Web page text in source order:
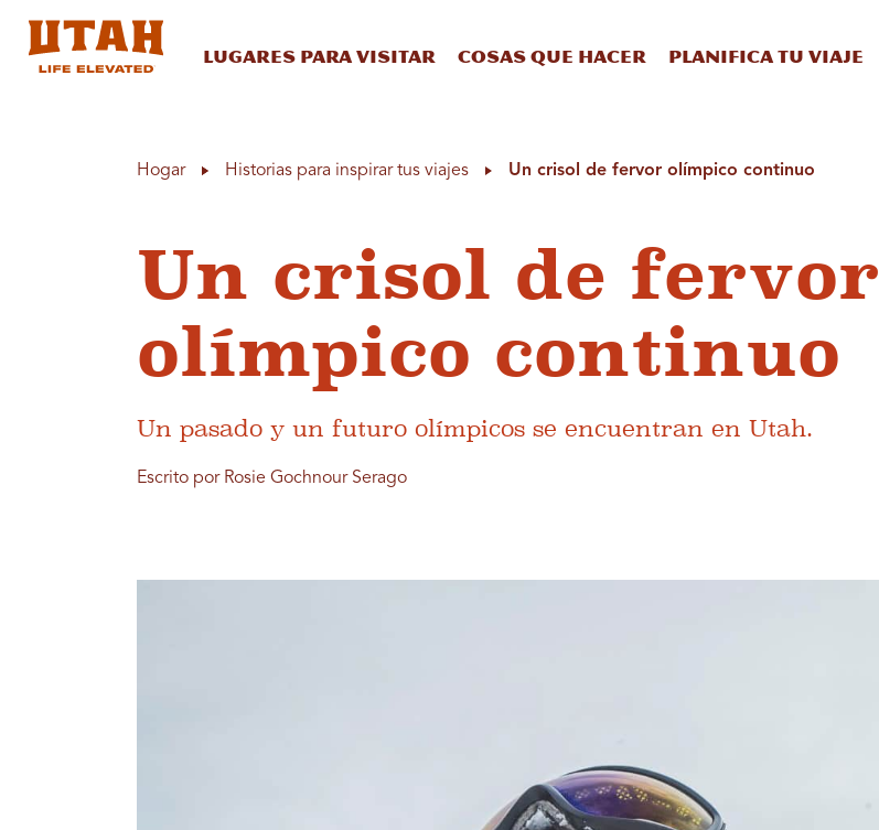
Lugares para visitar Cosas que hacer Planifica tu viaje
Hogar Historias para inspirar tus viajes Un crisol de fervor olímpico continuo
Un crisol de fervor
olímpico continuo
Un pasado y un futuro olímpicos se encuentran en Utah.
Escrito por Rosie Gochnour Serago